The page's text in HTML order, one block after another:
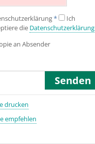
*
Ich
die Datenschutz­erklärung
an Absender
drucken
empfehlen